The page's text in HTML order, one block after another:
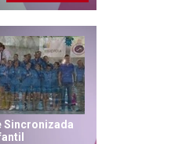
Sincronizada